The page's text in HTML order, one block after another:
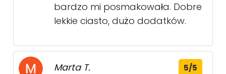
bardzo mi posmakowała. Dobre
lekkie ciasto, dużo dodatków.
Marta T. 5/5